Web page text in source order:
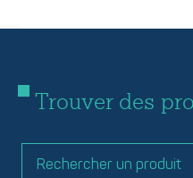
Trouver des